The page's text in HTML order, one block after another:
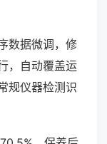
数据微调，修
，自动覆盖运
规仪器检测识